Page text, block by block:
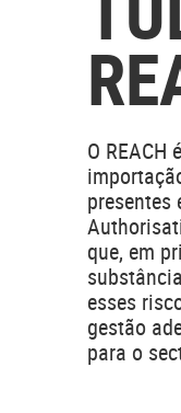
O
que, em
esses
gestão
para o